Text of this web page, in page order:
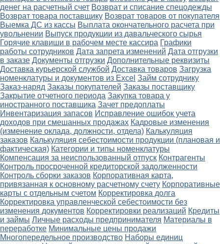
денег на расчетный счет Возврат и списание спецодежды
Возврат товара поставщику Возврат товаров от покупателя
Выемка ДС из кассы Выплата окончательного расчета при
увольнении Выпуск продукции из давальческого сырья
Горячие клавиши в рабочем месте кассира Графики
работы сотрудников Дата запрета изменений Дата отгрузки
в заказе Документы отгрузки Дополнительные реквизиты
Доставка курьерской службой Доставка товаров Загрузка
номенклатуры и документов из Excel Займ сотруднику
Заказ-наряд Заказы покупателей Заказы поставщику
Закрытие отчетного периода Закупка товара у
иностранного поставщика Зачет предоплаты
Инвентаризация запасов Исправление ошибок учета
доходов при смешанных продажах Кадровые изменения
(изменение оклада, должности, отдела) Калькуляция
заказов Калькуляция себестоимости продукции (плановая и
фактическая) Категории и типы номенклатуры
Компенсация за неиспользованный отпуск Контрагенты
Контроль просроченной кредиторской задолженности
Контроль сборки заказов Корпоративная карта,
привязанная к основному расчетному счету Корпоративные
карты с отдельным счетом Корректировка долга
Корректировка управленческой себестоимости без
изменения документов Корректировки реализаций Кредиты
и займы Личные расходы предпринимателя Материалы в
переработке Минимальные цены продажи
Многопередельное производство Наборы единиц